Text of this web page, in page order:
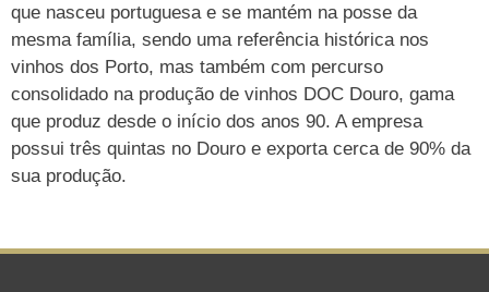
que nasceu portuguesa e se mantém na posse da
mesma família, sendo uma referência histórica nos
vinhos dos Porto, mas também com percurso
consolidado na produção de vinhos DOC Douro, gama
que produz desde o início dos anos 90. A empresa
possui três quintas no Douro e exporta cerca de 90% da
sua produção.